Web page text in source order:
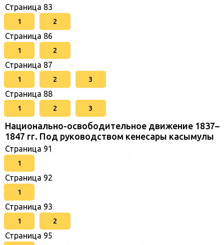
Страница 83
1 2
Страница 86
1 2
Страница 87
1 2 3
Страница 88
1 2 3
Национально-освободительное движение 1837–
1847 гг. Под руководством кенесары касымулы
Страница 91
1
Страница 92
1
Страница 93
1 2
Страница 95